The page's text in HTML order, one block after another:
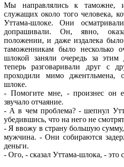
Мы направлялись к таможне,
служащих около того человека,
Уттама-шлоке. Они
допрашивали. Он, явно,
положении, и даже издалека
таможенникам было несколько
шлокой заняли очередь за
теперь разговаривали друг с
проходили мимо джентльмена,
шлоке.
- Помогите мне, - произнес он
звучало отчаяние.
- А в чем проблема? - шепнул
убедившись, что на него не
- Я ввожу в страну большую
мужчина. - Они собираются
деньги.
- Ого, - сказал Уттама-шлока, - это